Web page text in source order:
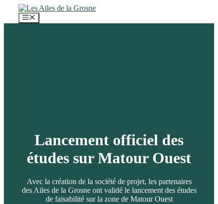
contenu
Menu
Lancement officiel des
études sur Matour Ouest
Avec la création de la société de projet, les partenaires
des Ailes de la Grosne ont validé le lancement des études
de faisabilité sur la zone de Matour Ouest